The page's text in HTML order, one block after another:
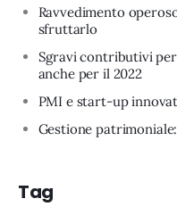
Ravvedimento
sfruttarlo
Sgravi contributivi
anche per il 2022
PMI e start-up
Gestione
Tag